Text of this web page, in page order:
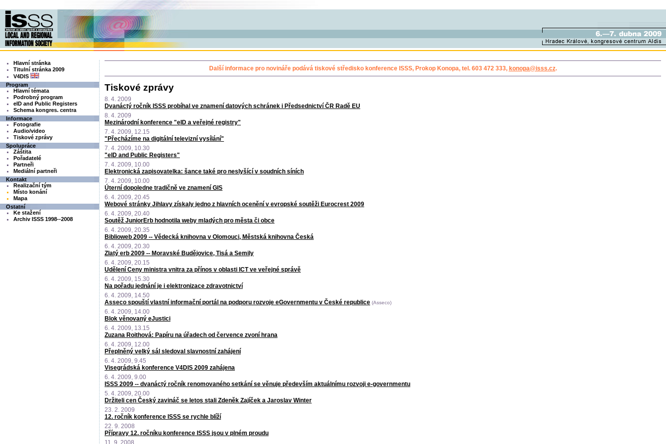
Hlavní stránka
Titulní stránka 2009
V4DIS
Program
Hlavní témata
Podrobný program
eID and Public Registers
Schema kongres. centra
Informace
Fotografie
Audio/video
Tiskové zprávy
Spolupráce
Záštita
Pořadatelé
Partneři
Mediální partneři
Kontakt
Realizační tým
Místo konání
Mapa
Ostatní
Ke stažení
Archiv ISSS 1998--2008
Další informace pro novináře podává tiskové středisko konference ISSS, Prokop Konopa, tel. 603 472 333, konopa@isss.cz.
Tiskové zprávy
8. 4. 2009
Dvanáctý ročník ISSS probíhal ve znamení datových schránek i Předsednictví ČR Radě EU
8. 4. 2009
Mezinárodní konference "eID a veřejné registry"
7. 4. 2009, 12.15
"Přecházíme na digitální televizní vysílání"
7. 4. 2009, 10.30
"eID and Public Registers"
7. 4. 2009, 10.00
Elektronická zapisovatelka: šance také pro neslyšící v soudních síních
7. 4. 2009, 10.00
Úterní dopoledne tradičně ve znamení GIS
6. 4. 2009, 20.45
Webové stránky Jihlavy získaly jedno z hlavních ocenění v evropské soutěži Eurocrest 2009
6. 4. 2009, 20.40
Soutěž JuniorErb hodnotila weby mladých pro města či obce
6. 4. 2009, 20.35
Biblioweb 2009 -- Vědecká knihovna v Olomouci, Městská knihovna Česká
6. 4. 2009, 20.30
Zlatý erb 2009 -- Moravské Budějovice, Tisá a Semily
6. 4. 2009, 20.15
Udělení Ceny ministra vnitra za přínos v oblasti ICT ve veřejné správě
6. 4. 2009, 15.30
Na pořadu jednání je i elektronizace zdravotnictví
6. 4. 2009, 14.50
Asseco spouští vlastní informační portál na podporu rozvoje eGovernmentu v České republice (Asseco)
6. 4. 2009, 14.00
Blok věnovaný eJustici
6. 4. 2009, 13.15
Zuzana Roithová: Papíru na úřadech od července zvoní hrana
6. 4. 2009, 12.00
Přeplněný velký sál sledoval slavnostní zahájení
6. 4. 2009, 9.45
Visegrádská konference V4DIS 2009 zahájena
6. 4. 2009, 9.00
ISSS 2009 -- dvanáctý ročník renomovaného setkání se věnuje především aktuálnímu rozvoji e-governmentu
5. 4. 2009, 20.00
Držiteli cen Český zavináč se letos stali Zdeněk Zajíček a Jaroslav Winter
23. 2. 2009
12. ročník konference ISSS se rychle blíží
22. 9. 2008
Přípravy 12. ročníku konference ISSS jsou v plném proudu